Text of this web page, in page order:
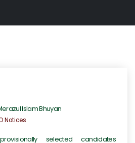
Islam Bhuyan
Notices
selected candidates